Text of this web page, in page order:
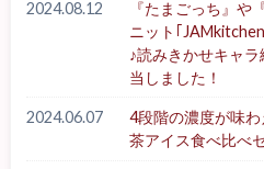
2024.08.12
『たまごっち』や
ニット｢
♪読みきかせキャ
当しました！
2024.06.07
4段階の濃度が味
茶アイス食べ比べ